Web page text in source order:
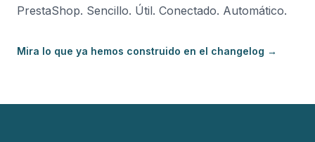
PrestaShop. Sencillo. Útil. Conectado. Automático.
Mira lo que ya hemos construido en el changelog →